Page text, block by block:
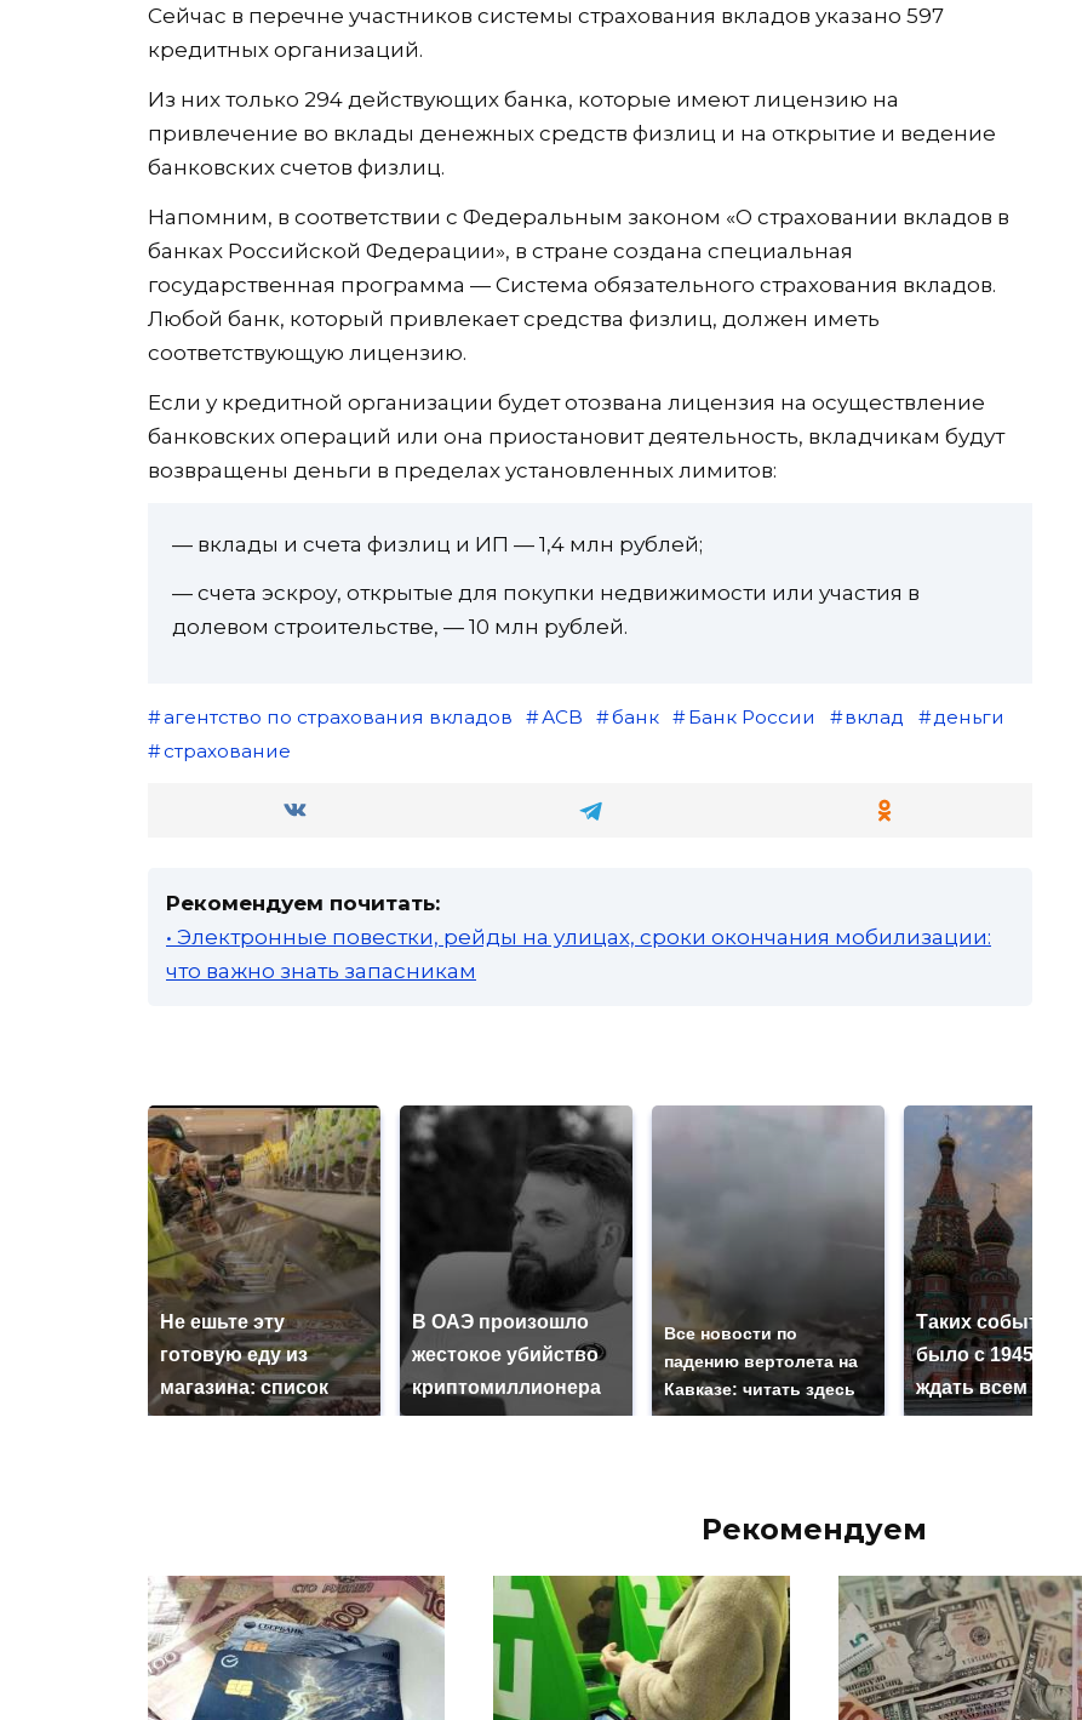
Сейчас в перечне участников системы страхования вкладов указано 597
кредитных организаций.
Из них только 294 действующих банка, которые имеют лицензию на
привлечение во вклады денежных средств физлиц и на открытие и ведение
банковских счетов физлиц.
Напомним, в соответствии с Федеральным законом «О страховании вкладов в
банках Российской Федерации», в стране создана специальная
государственная программа — Система обязательного страхования вкладов.
Любой банк, который привлекает средства физлиц, должен иметь
соответствующую лицензию.
Если у кредитной организации будет отозвана лицензия на осуществление
банковских операций или она приостановит деятельность, вкладчикам будут
возвращены деньги в пределах установленных лимитов:
— вклады и счета физлиц и ИП — 1,4 млн рублей;
— счета эскроу, открытые для покупки недвижимости или участия в
долевом строительстве, — 10 млн рублей.
агентство по страхования вкладов АСВ банк Банк России вклад
деньги
страхование
Рекомендуем почитать:
• Электронные повестки, рейды на улицах, сроки окончания мобилизации:
что важно знать запасникам
Не ешьте эту
готовую еду из
магазина: список
В ОАЭ произошло
жестокое убийство
криптомиллионера
Все новости по
падению вертолета на
Кавказе: читать здесь
Таких событий не
было с 1945: чего
ждать всем нам?
Рекомендуем